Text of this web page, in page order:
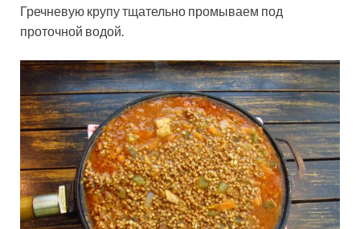
Гречневую крупу тщательно промываем под
проточной водой.